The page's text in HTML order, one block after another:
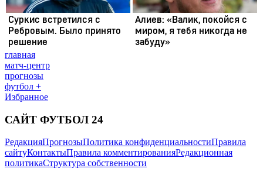
главная
матч-центр
прогнозы
футбол +
Избранное
САЙТ ФУТБОЛ 24
РедакцияПрогнозыПолитика конфиденциальностиПравила
сайтуКонтактыПравила комментированияРедакционная
политикаСтруктура собственности